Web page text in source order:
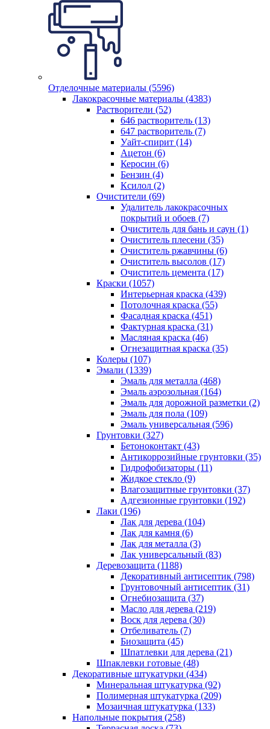
Отделочные материалы (5596)
Лакокрасочные материалы (4383)
Растворители (52)
646 растворитель (13)
647 растворитель (7)
Уайт-спирит (14)
Ацетон (6)
Керосин (6)
Бензин (4)
Ксилол (2)
Очистители (69)
Удалитель лакокрасочных
покрытий и обоев (7)
Очиститель для бань и саун (1)
Очиститель плесени (35)
Очиститель ржавчины (6)
Очиститель высолов (17)
Очиститель цемента (17)
Краски (1057)
Интерьерная краска (439)
Потолочная краска (55)
Фасадная краска (451)
Фактурная краска (31)
Масляная краска (46)
Огнезащитная краска (35)
Колеры (107)
Эмали (1339)
Эмаль для металла (468)
Эмаль аэрозольная (164)
Эмаль для дорожной разметки (2)
Эмаль для пола (109)
Эмаль универсальная (596)
Грунтовки (327)
Бетоноконтакт (43)
Антикоррозийные грунтовки (35)
Гидрофобизаторы (11)
Жидкое стекло (9)
Влагозащитные грунтовки (37)
Адгезионные грунтовки (192)
Лаки (196)
Лак для дерева (104)
Лак для камня (6)
Лак для металла (3)
Лак универсальный (83)
Деревозащита (1188)
Декоративный антисептик (798)
Грунтовочный антисептик (31)
Огнебиозащита (37)
Масло для дерева (219)
Воск для дерева (30)
Отбеливатель (7)
Биозащита (45)
Шпатлевки для дерева (21)
Шпаклевки готовые (48)
Декоративные штукатурки (434)
Минеральная штукатурка (92)
Полимерная штукатурка (209)
Мозаичная штукатурка (133)
Напольные покрытия (258)